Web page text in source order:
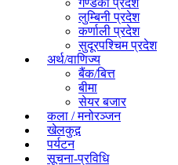
गण्डकी प्रदेश
लुम्बिनी प्रदेश
कर्णाली प्रदेश
सुदूरपश्चिम प्रदेश
अर्थ/वाणिज्य
बैंक/बित्त
बीमा
सेयर बजार
कला / मनोरञ्जन
खेलकुद़़
पर्यटन
सूचना-प्रविधि